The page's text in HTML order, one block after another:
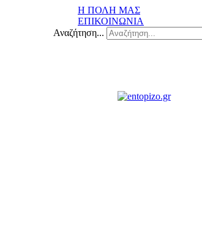
Η ΠΟΛΗ ΜΑΣ
ΕΠΙΚΟΙΝΩΝΙΑ
Αναζήτηση...